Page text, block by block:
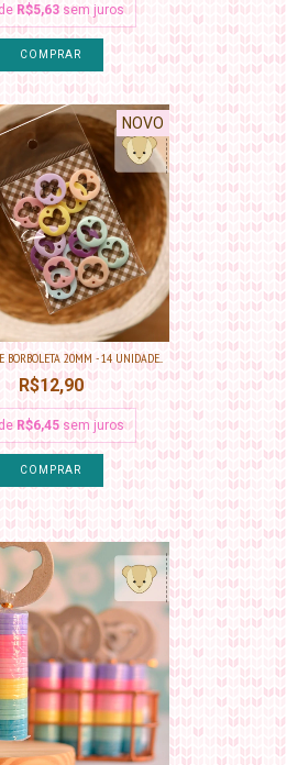
R$5,63 sem juros
NOVO
BORBOLETA 20MM - 14 UNIDADE...
R$12,90
R$6,45 sem juros